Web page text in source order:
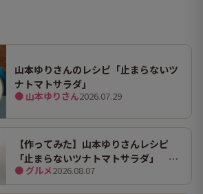
山本ゆりさんのレシピ「止まらないツ
ナトマトサラダ」
● 山本ゆりさん2026.07.29
【作ってみた】山本ゆりさんレシピ
「止まらないツナトマトサラダ」 ホ
ンマにうますぎて止まらん
● グルメ2026.08.07